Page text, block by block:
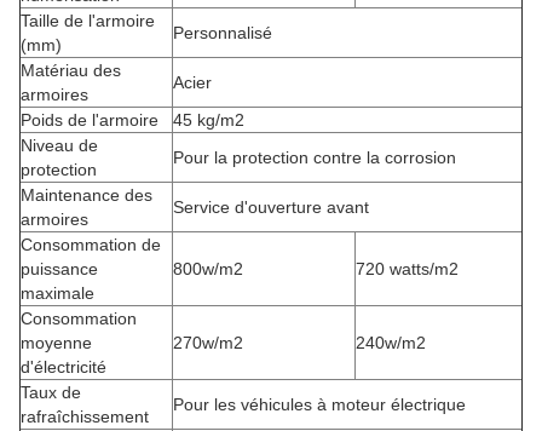
Taille de l'armoire
(mm)
Personnalisé
Matériau des
armoires
Acier
Poids de l'armoire
45 kg/m2
Niveau de
protection
Pour la protection contre la corrosion
Maintenance des
armoires
Service d'ouverture avant
Consommation de
puissance
maximale
800w/m2 720 watts/m2
Consommation
moyenne
d'électricité
270w/m2 240w/m2
Taux de
rafraîchissement
Pour les véhicules à moteur électrique